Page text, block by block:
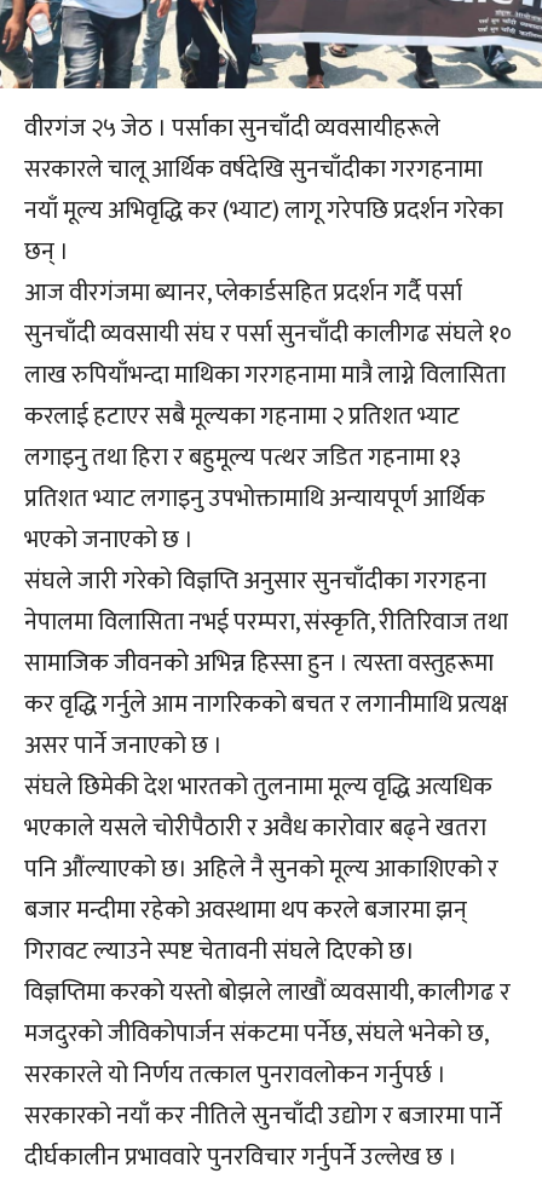
वीरगंज २५ जेठ । पर्साका सुनचाँदी व्यवसायीहरूले
सरकारले चालू आर्थिक वर्षदेखि सुनचाँदीका गरगहनामा
नयाँ मूल्य अभिवृद्धि कर (भ्याट) लागू गरेपछि प्रदर्शन गरेका
छन् ।
आज वीरगंजमा ब्यानर, प्लेकार्डसहित प्रदर्शन गर्दै पर्सा
सुनचाँदी व्यवसायी संघ र पर्सा सुनचाँदी कालीगढ संघले १०
लाख रुपियाँभन्दा माथिका गरगहनामा मात्रै लाग्ने विलासिता
करलाई हटाएर सबै मूल्यका गहनामा २ प्रतिशत भ्याट
लगाइनु तथा हिरा र बहुमूल्य पत्थर जडित गहनामा १३
प्रतिशत भ्याट लगाइनु उपभोक्तामाथि अन्यायपूर्ण आर्थिक
भएको जनाएको छ ।
संघले जारी गरेको विज्ञप्ति अनुसार सुनचाँदीका गरगहना
नेपालमा विलासिता नभई परम्परा, संस्कृति, रीतिरिवाज तथा
सामाजिक जीवनको अभिन्न हिस्सा हुन । त्यस्ता वस्तुहरूमा
कर वृद्धि गर्नुले आम नागरिकको बचत र लगानीमाथि प्रत्यक्ष
असर पार्ने जनाएको छ ।
संघले छिमेकी देश भारतको तुलनामा मूल्य वृद्धि अत्यधिक
भएकाले यसले चोरीपैठारी र अवैध कारोवार बढ्ने खतरा
पनि औंल्याएको छ। अहिले नै सुनको मूल्य आकाशिएको र
बजार मन्दीमा रहेको अवस्थामा थप करले बजारमा झन्
गिरावट ल्याउने स्पष्ट चेतावनी संघले दिएको छ।
विज्ञप्तिमा करको यस्तो बोझले लाखौं व्यवसायी, कालीगढ र
मजदुरको जीविकोपार्जन संकटमा पर्नेछ, संघले भनेको छ,
सरकारले यो निर्णय तत्काल पुनरावलोकन गर्नुपर्छ ।
सरकारको नयाँ कर नीतिले सुनचाँदी उद्योग र बजारमा पार्ने
दीर्घकालीन प्रभाववारे पुनरविचार गर्नुपर्ने उल्लेख छ ।